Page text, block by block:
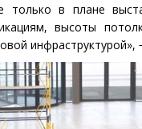
только в плане
высоты
инфраструктурой»,